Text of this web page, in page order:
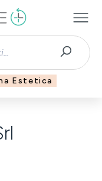
Estetica